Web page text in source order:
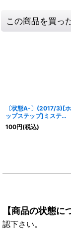
この商品を買っ
〔状態A-〕(2017/3)[ホ
ップステップ]ミステ
ィ・ライルビット【X】
{BSC28-X05}《黄》
100円(税込)
【商品の状態に
認下さい。